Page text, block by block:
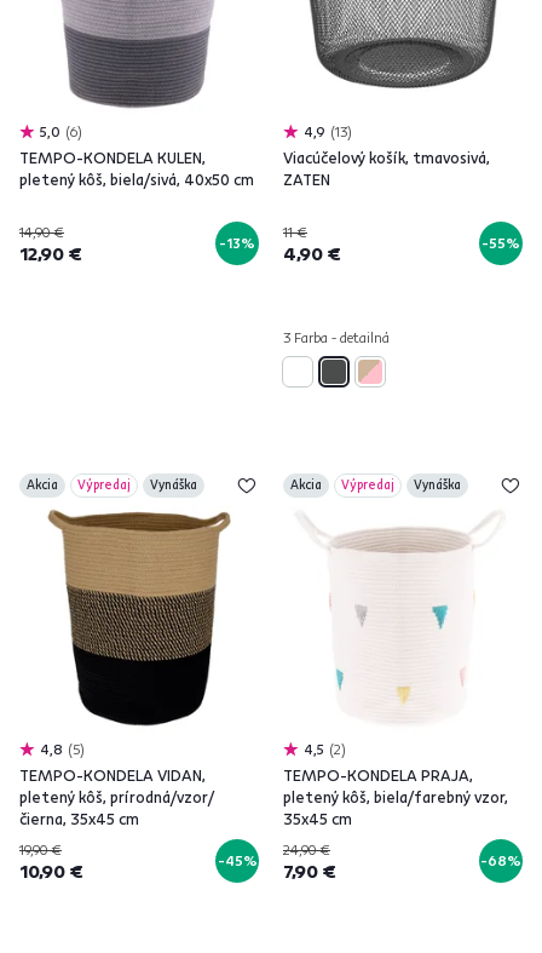
5,0 6
TEMPO-KONDELA KULEN,
pletený kôš, biela/sivá, 40x50 cm
14,90 €
12,90 € -13%
4,9 13
Viacúčelový košík, tmavosivá,
ZATEN
11 €
4,90 € -55%
3 Farba - detailná
Akcia Výpredaj Vynáška
4,8 5
TEMPO-KONDELA VIDAN,
pletený kôš, prírodná/vzor/
čierna, 35x45 cm
19,90 €
10,90 € -45%
Akcia Výpredaj Vynáška
4,5 2
TEMPO-KONDELA PRAJA,
pletený kôš, biela/farebný vzor,
35x45 cm
24,90 €
7,90 € -68%